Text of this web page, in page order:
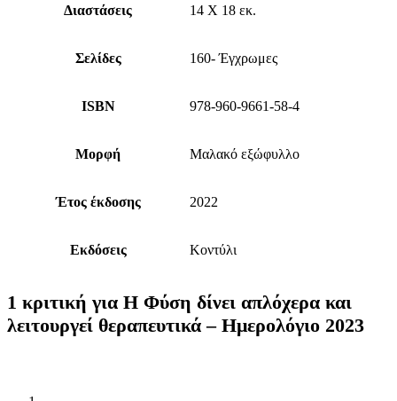
Διαστάσεις 14 Χ 18 εκ.
Σελίδες 160- Έγχρωμες
ISBN 978-960-9661-58-4
Μορφή Μαλακό εξώφυλλο
Έτος έκδοσης 2022
Εκδόσεις Κοντύλι
1 κριτική για Η Φύση δίνει απλόχερα και
λειτουργεί θεραπευτικά – Ημερολόγιο 2023